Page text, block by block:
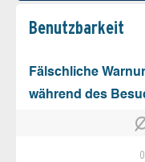
Benutz­barkeit
Fälschliche
während des
0